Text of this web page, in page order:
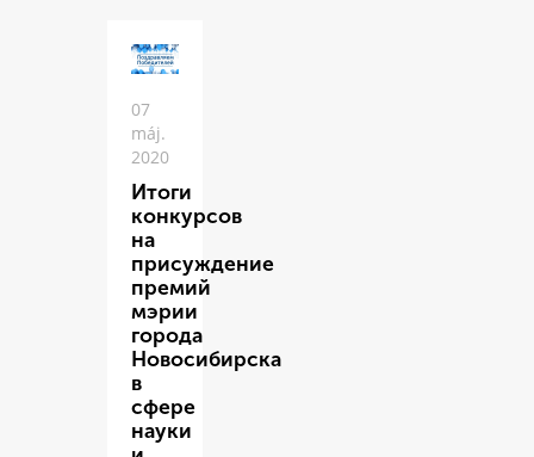
07
máj.
2020
Итоги
конкурсов
на
присуждение
премий
мэрии
города
Новосибирска
в
сфере
науки